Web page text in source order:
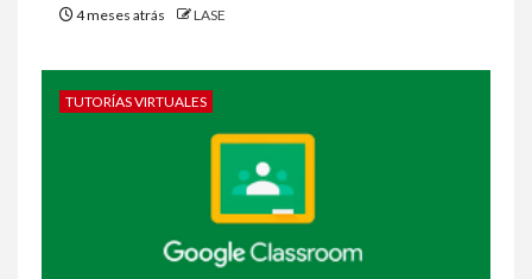
4 meses atrás LASE
TUTORÍAS VIRTUALES